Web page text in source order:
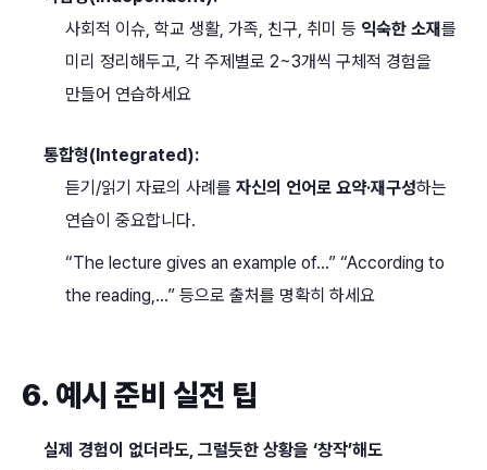
사회적 이슈, 학교 생활, 가족, 친구, 취미 등 익숙한 소재를
미리 정리해두고, 각 주제별로 2~3개씩 구체적 경험을
만들어 연습하세요
통합형(Integrated):
듣기/읽기 자료의 사례를 자신의 언어로 요약·재구성하는
연습이 중요합니다.
“The lecture gives an example of…” “According to
the reading,…” 등으로 출처를 명확히 하세요
6. 예시 준비 실전 팁
실제 경험이 없더라도, 그럴듯한 상황을 ‘창작’해도